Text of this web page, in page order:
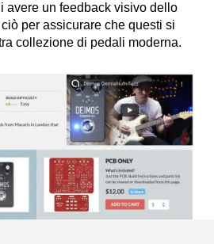
avere un feedback visivo dello
per assicurare che questi si
collezione di pedali moderna.